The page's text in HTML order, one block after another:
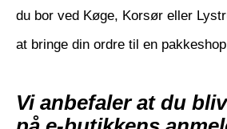
du bor ved Køge, Korsør eller
at bringe din ordre til en
Vi anbefaler at du